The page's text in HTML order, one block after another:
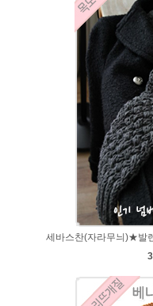
세바스찬(자라무늬)★발